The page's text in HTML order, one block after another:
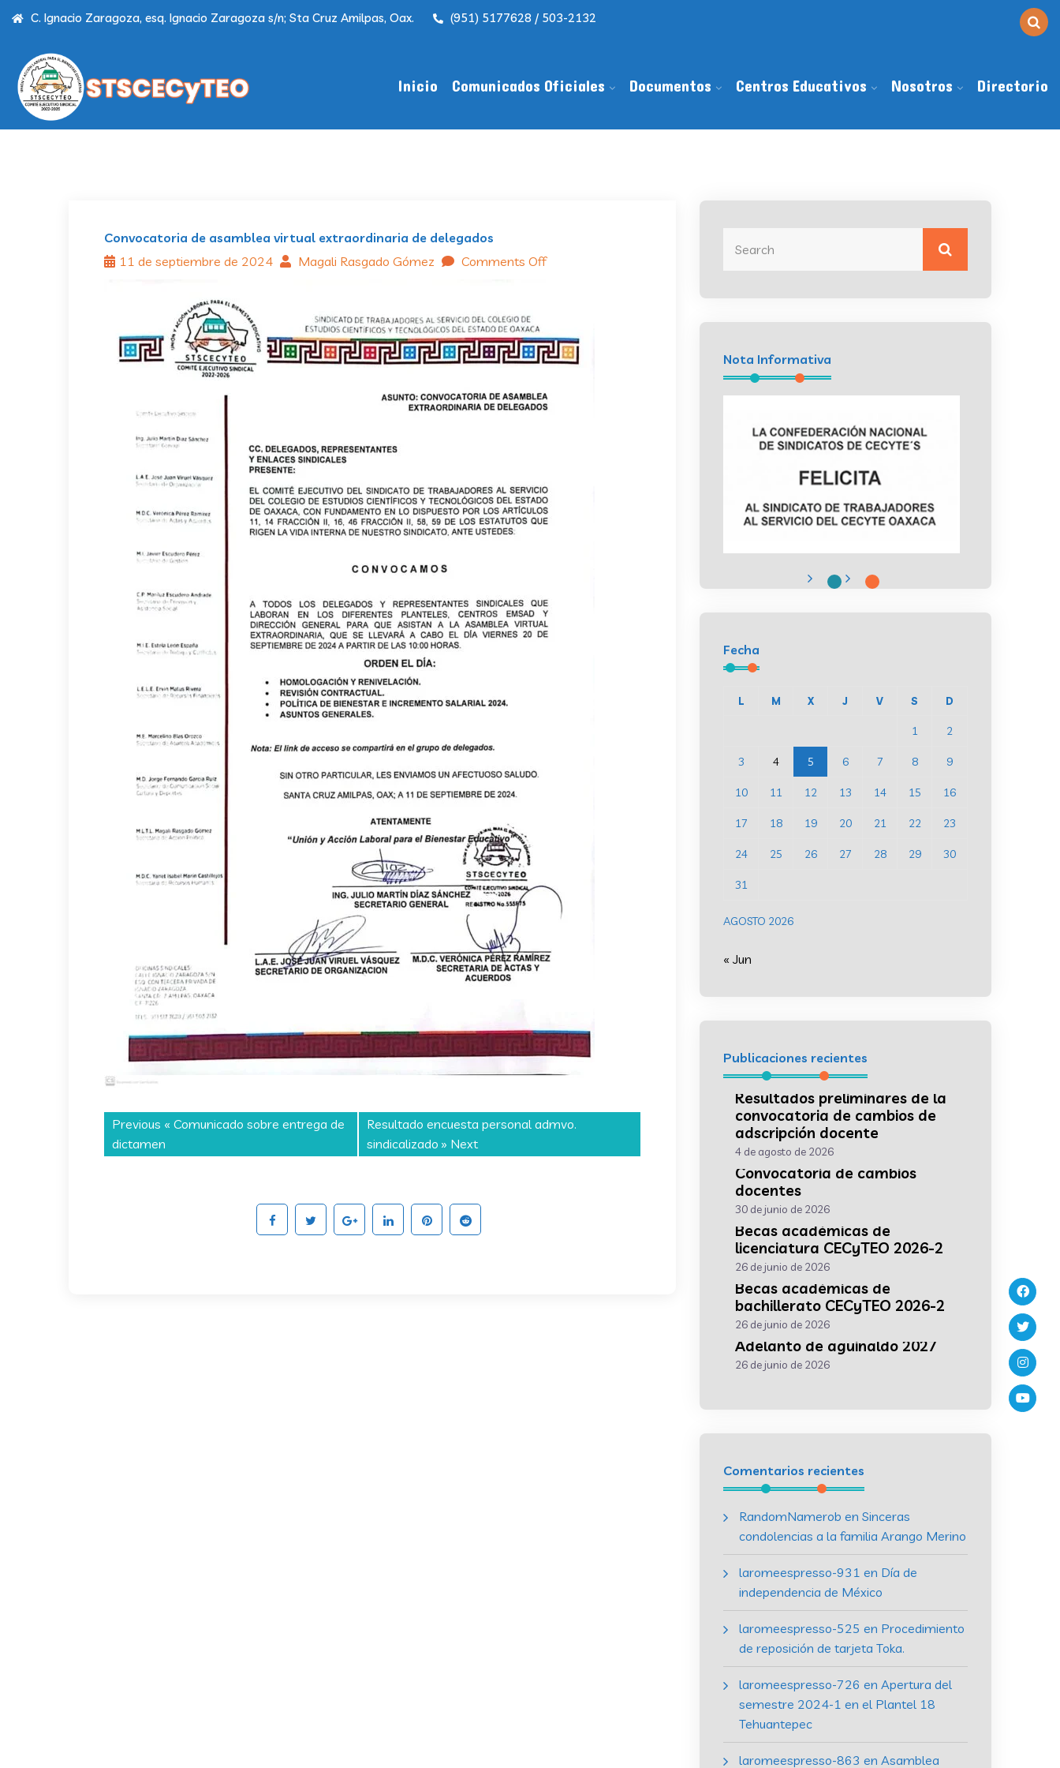
C. Ignacio Zaragoza, esq. Ignacio Zaragoza s/n; Sta Cruz Amilpas, Oax. (951) 5177628 / 503-2132
Inicio Comunicados Oficiales Documentos Centros Educativos Nosotros Directorio
Convocatoria de asamblea virtual extraordinaria de delegados
11 de septiembre de 2024
Magali Rasgado Gómez Comments Off
Previous « Comunicado sobre entrega de
dictamen
Resultado encuesta personal admvo.
sindicalizado » Next
Nota Informativa
Fecha
AGOSTO 2026
L M X J V S D
1 2
3 4 5 6 7 8 9
10 11 12 13 14 15 16
17 18 19 20 21 22 23
24 25 26 27 28 29 30
31
« Jun
Publicaciones recientes
Resultados preliminares de la
convocatoria de cambios de
adscripción docente
4 de agosto de 2026
Convocatoria de cambios
docentes
30 de junio de 2026
Becas académicas de
licenciatura CECyTEO 2026-2
26 de junio de 2026
Becas académicas de
bachillerato CECyTEO 2026-2
26 de junio de 2026
Adelanto de aguinaldo 2027
26 de junio de 2026
Comentarios recientes
RandomNamerob en Sinceras
condolencias a la familia Arango Merino
laromeespresso-931 en Día de
independencia de México
laromeespresso-525 en Procedimiento
de reposición de tarjeta Toka.
laromeespresso-726 en Apertura del
semestre 2024-1 en el Plantel 18
Tehuantepec
laromeespresso-863 en Asamblea